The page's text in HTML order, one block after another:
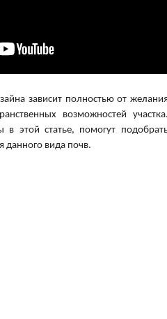
зависит полностью от
возможностей
в этой статье, помогут
данного вида почв.